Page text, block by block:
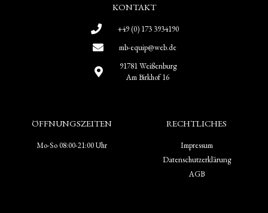
KONTAKT
+49 (0) 173 3934190
mb-equip@web.de
91781 Weißenburg
Am Birkhof 16
ÖFFNUNGSZEITEN
Mo-So 08:00-21:00 Uhr
RECHTLICHES
Impressum
Datenschutzerklärung
AGB